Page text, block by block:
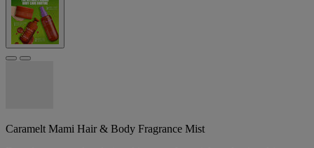
Caramelt Mami Hair & Body Fragrance Mist